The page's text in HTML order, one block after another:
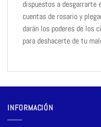
dispuestos a desgarrarte
cuentas de rosario y
darán los poderes de los
para deshacerte de tu
INFORMACIÓN